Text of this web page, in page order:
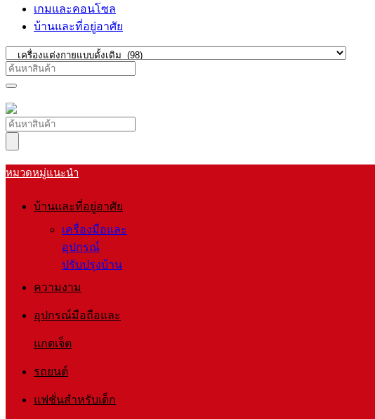
เกมและคอนโซล
บ้านและที่อยู่อาศัย
หมวดหมู่แนะนำ
บ้านและที่อยู่อาศัย
เครื่องมือและ
อุปกรณ์
ปรับปรุงบ้าน
ความงาม
อุปกรณ์มือถือและ
แกดเจ็ต
รถยนต์
แฟชั่นสำหรับเด็ก